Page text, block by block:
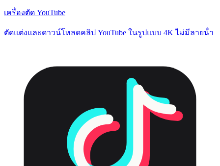
เครื่องตัด YouTube
ตัดแต่งและดาวน์โหลดคลิป YouTube ในรูปแบบ 4K ไม่มีลายน้ํา